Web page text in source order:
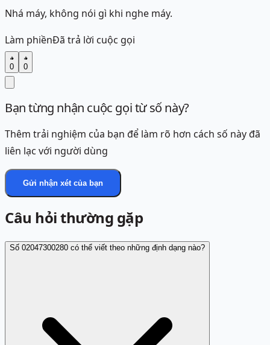
Nhá máy, không nói gì khi nghe máy.
Làm phiềnĐã trả lời cuộc gọi
0 0
Bạn từng nhận cuộc gọi từ số này?
Thêm trải nghiệm của bạn để làm rõ hơn cách số này đã
liên lạc với người dùng
Gửi nhận xét của bạn
Câu hỏi thường gặp
Số 02047300280 có thể viết theo những định dạng nào?